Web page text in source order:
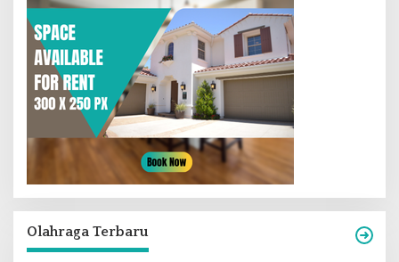
Olahraga Terbaru